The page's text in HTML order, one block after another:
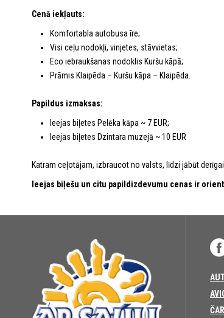
Cenā iekļauts:
Komfortabla autobusa īre;
Visi ceļu nodokļi, vinjetes, stāvvietas;
Eco iebraukšanas nodoklis Kuršu kāpā;
Prāmis Klaipēda – Kuršu kāpa – Klaipēda.
Papildus izmaksas:
Ieejas biļetes Pelēka kāpa ~ 7 EUR;
Ieejas biļetes Dzintara muzejā ~ 10 EUR
Katram ceļotājam, izbraucot no valsts, līdzi jābūt
Ieejas biļešu un citu papildizdevumu cenas ir